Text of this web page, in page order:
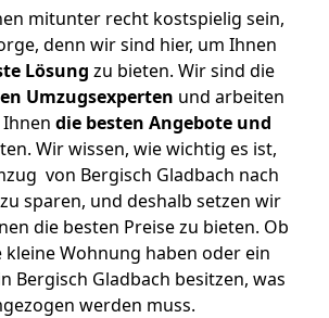
mitunter recht kostspielig sein,
denn wir sind hier, um Ihnen
Lösung zu bieten. Wir sind die
Umzugsexperten und arbeiten
die besten Angebote und
Wir wissen, wie wichtig es ist,
von Bergisch Gladbach nach
sparen, und deshalb setzen wir
die besten Preise zu bieten. Ob
kleine Wohnung haben oder ein
Bergisch Gladbach besitzen, was
werden muss.